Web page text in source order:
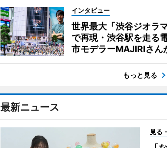
インタビュー
世界最大「渋谷ジオラ
で再現・渋谷駅を走
市モデラーMAJIRIさん
もっと見る
最新ニュース
見る